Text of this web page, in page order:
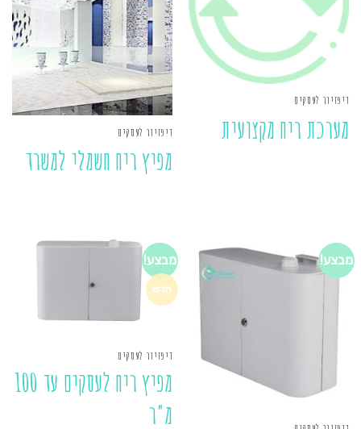
דיפזיור לעסקים
מערכת ריח מקצועית דיפזיור לעסקים
מפיץ ריח חשמלי למשרד
מבצע! מבצע!
חדש
דיפזיור לעסקים
מפיץ ריח לעסקים עד 100
מ"ר